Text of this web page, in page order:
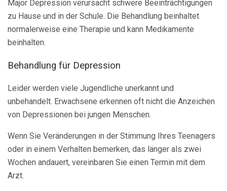
Major Depression verursacht schwere Beeinträchtigungen
zu Hause und in der Schule. Die Behandlung beinhaltet
normalerweise eine Therapie und kann Medikamente
beinhalten.
Behandlung für Depression
Leider werden viele Jugendliche unerkannt und
unbehandelt. Erwachsene erkennen oft nicht die Anzeichen
von Depressionen bei jungen Menschen.
Wenn Sie Veränderungen in der Stimmung Ihres Teenagers
oder in einem Verhalten bemerken, das länger als zwei
Wochen andauert, vereinbaren Sie einen Termin mit dem
Arzt.